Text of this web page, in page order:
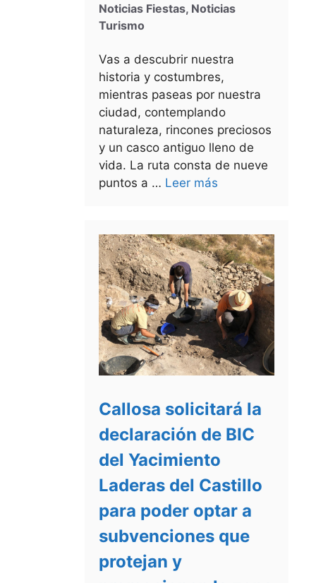
Noticias Fiestas, Noticias
Turismo
Vas a descubrir nuestra
historia y costumbres,
mientras paseas por nuestra
ciudad, contemplando
naturaleza, rincones preciosos
y un casco antiguo lleno de
vida. La ruta consta de nueve
puntos a … Leer más
Callosa solicitará la
declaración de BIC
del Yacimiento
Laderas del Castillo
para poder optar a
subvenciones que
protejan y